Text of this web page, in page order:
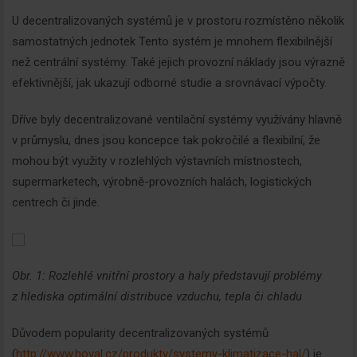
U decentralizovaných systémů je v prostoru rozmístěno několik
samostatných jednotek Tento systém je mnohem flexibilnější
než centrální systémy. Také jejich provozní náklady jsou výrazně
efektivnější, jak ukazují odborné studie a srovnávací výpočty.
Dříve byly decentralizované ventilační systémy využívány hlavně
v průmyslu, dnes jsou koncepce tak pokročilé a flexibilní, že
mohou být využity v rozlehlých výstavních místnostech,
supermarketech, výrobně-provozních halách, logistických
centrech či jinde.
Obr. 1: Rozlehlé vnitřní prostory a haly představují problémy
z hlediska optimální distribuce vzduchu, tepla či chladu
Důvodem popularity decentralizovaných systémů
(http://www.hoval.cz/produkty/systemy-klimatizace-hal/) je